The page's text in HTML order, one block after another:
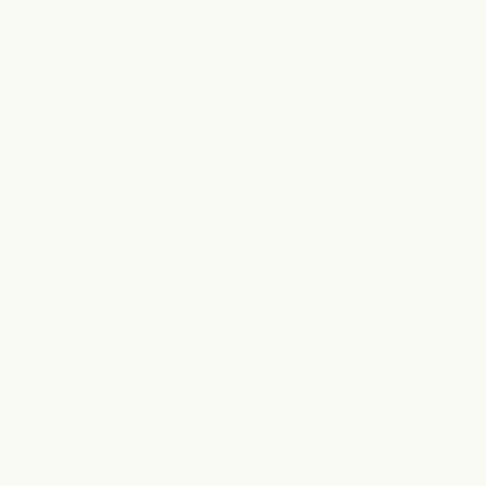
に伴い本書の表題も変更してありま
脳神経内科，脳神経小児科，脳神経外
た．今後ともよろしくお願いいたしま
謝します．